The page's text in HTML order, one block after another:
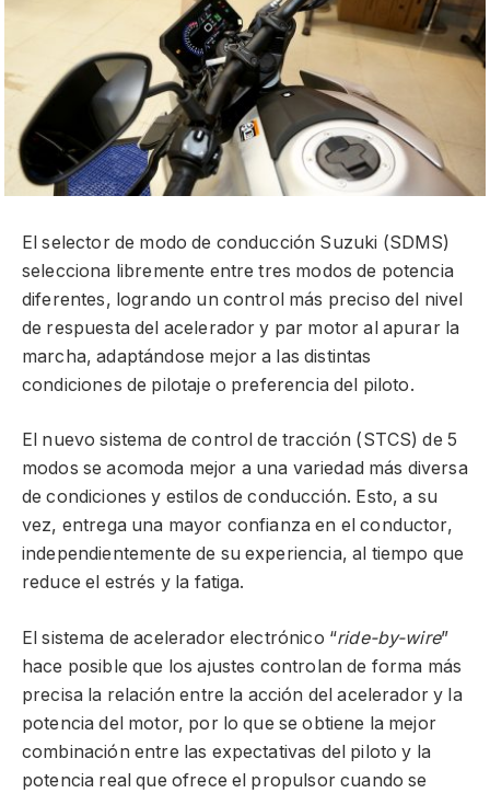
El selector de modo de conducción Suzuki (SDMS)
selecciona libremente entre tres modos de potencia
diferentes, logrando un control más preciso del nivel
de respuesta del acelerador y par motor al apurar la
marcha, adaptándose mejor a las distintas
condiciones de pilotaje o preferencia del piloto.
El nuevo sistema de control de tracción (STCS) de 5
modos se acomoda mejor a una variedad más diversa
de condiciones y estilos de conducción. Esto, a su
vez, entrega una mayor confianza en el conductor,
independientemente de su experiencia, al tiempo que
reduce el estrés y la fatiga.
El sistema de acelerador electrónico “ride-by-wire”
hace posible que los ajustes controlan de forma más
precisa la relación entre la acción del acelerador y la
potencia del motor, por lo que se obtiene la mejor
combinación entre las expectativas del piloto y la
potencia real que ofrece el propulsor cuando se